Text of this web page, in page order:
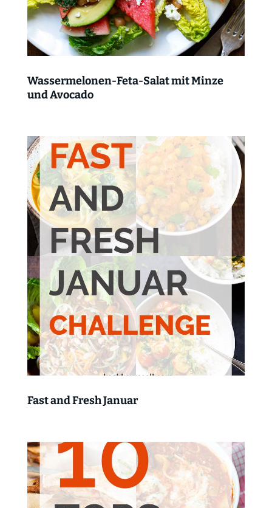
Wassermelonen-Feta-Salat mit Minze
und Avocado
Fast and Fresh Januar